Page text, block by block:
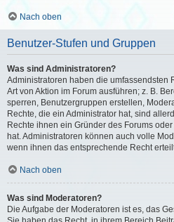
Nach oben
Benutzer-Stufen und Gruppen
Was sind Administratoren?
Administratoren haben die umfassendsten
Art von Aktion im Forum ausführen; z. B.
sperren, Benutzergruppen erstellen,
Rechte, die ein Administrator hat, sind
Rechte ihnen ein Gründer des Forums
hat. Administratoren können auch volle
wenn ihnen das entsprechende Recht
Nach oben
Was sind Moderatoren?
Die Aufgabe der Moderatoren ist es, das